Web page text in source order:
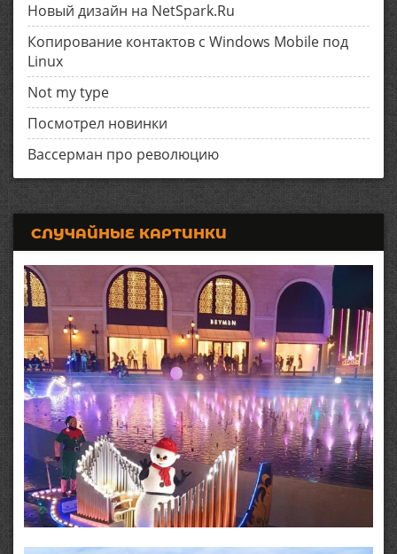
Новый дизайн на NetSpark.Ru
Копирование контактов с Windows Mobile под
Linux
Not my type
Посмотрел новинки
Вассерман про революцию
СЛУЧАЙНЫЕ КАРТИНКИ